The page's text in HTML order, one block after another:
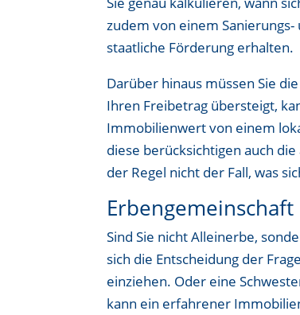
zudem von einem
staatliche Förderung erhalten.
Darüber hinaus müssen Sie
Ihren Freibetrag übersteigt,
Immobilienwert von einem
diese berücksichtigen auch
der Regel nicht der Fall, was
Erbengemeinschaft
Sind Sie nicht Alleinerbe,
sich die Entscheidung der
einziehen. Oder eine
kann ein erfahrener